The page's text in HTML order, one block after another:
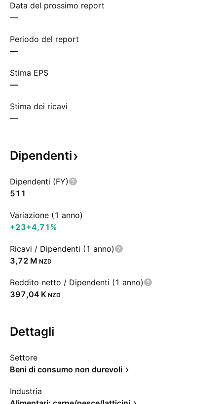
Data del prossimo report
—
Periodo del report
—
Stima EPS
—
Stima dei ricavi
—
Dipendenti
Dipendenti (FY)
511
Variazione (1 anno)
+23+4,71%
Ricavi / Dipendenti (1 anno)
‪3,72 M‬ NZD
Reddito netto / Dipendenti (1 anno)
‪397,04 K‬ NZD
Dettagli
Settore
Beni di consumo non durevoli
Industria